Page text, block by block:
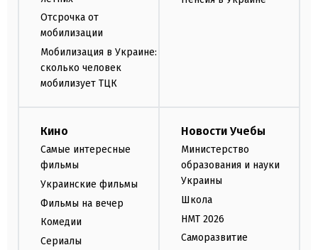
Отсрочка от
мобилизации
Мобилизация в Украине:
сколько человек
мобилизует ТЦК
Кино
Самые интересные
фильмы
Украинские фильмы
Фильмы на вечер
Комедии
Сериалы
Новости Учебы
Министерство
образования и науки
Украины
Школа
НМТ 2026
Саморазвитие